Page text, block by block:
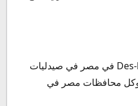
يتوفر بديل ديسلوراتين Des-loratin في مصر في صيدليات
وكل محافظات مصر في